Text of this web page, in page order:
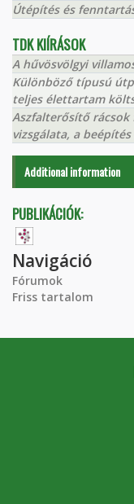
Útépítés és
TDK KIÍRÁSOK
A hűvösvölgyi
Különböző típusú
teljes élettartam
Aszfalterősítő rácsok
vizsgálata, a
Additional information
PUBLIKÁCIÓK:
Navigáció
Fórumok
Friss tartalom